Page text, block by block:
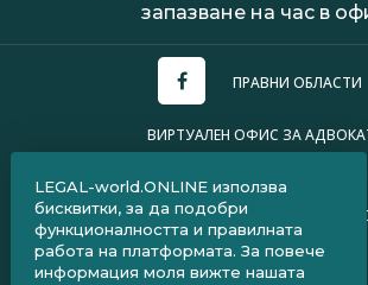
запазване на час в
ПРАВНИ ОБЛАСТИ
ВИРТУАЛЕН ОФИС ЗА
ПОЛИТИКА ЗА
ЧЗВ ЗА КЛИЕНТИ
LEGAL-world.ONLINE използва
бисквитки, за да подобри
функционалността и правилната
работа на платформата. За повече
информация моля вижте нашата